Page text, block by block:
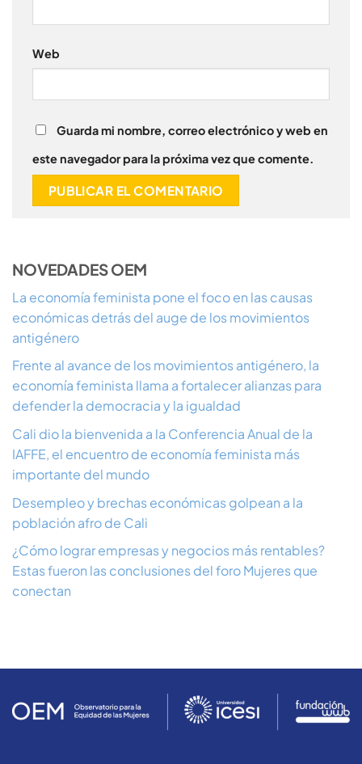
Web
Guarda mi nombre, correo electrónico y web en
este navegador para la próxima vez que comente.
NOVEDADES OEM
La economía feminista pone el foco en las causas
económicas detrás del auge de los movimientos
antigénero
Frente al avance de los movimientos antigénero, la
economía feminista llama a fortalecer alianzas para
defender la democracia y la igualdad
Cali dio la bienvenida a la Conferencia Anual de la
IAFFE, el encuentro de economía feminista más
importante del mundo
Desempleo y brechas económicas golpean a la
población afro de Cali
¿Cómo lograr empresas y negocios más rentables?
Estas fueron las conclusiones del foro Mujeres que
conectan